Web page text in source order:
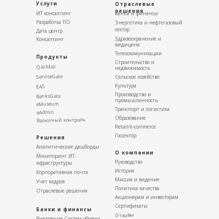
После успешной стажировки вчерашние
студенты становятся полноценными
специалистами компании. Многие из них
активно продвигаются в профессии. За
каждым стажером закреплен наставник,
опытный специалист компании, который
делится своим опытом и наработками в
профессии. Обучение-стажировка
максимально приближена к рабочим
проектам.
Требования:
Студенты 4 курса или окончившие ВУЗ по
направлению «Информационные
технологии».
Документы:
Диплом, справка с ВУЗа, мотивационное
письмо.
Контактные данные
E-mail: Aliya.lyudvik@nat.kz
Услуги
Продукты
Банки и финансы
Отраслевые решения
Отраслевые
решения
Решения
О компании
Руководство
Телекоммуникации
Аналитические дашборды
QazMail
ServiceGate
EAS
BanksGate
Культура
Мониторинг ИТ-
ифраструктуры
Корпоративная почта
Банки и финансы
Строительство и
недвижимость
Производство и
промышленность
Здравоохранение и
медицина
Сельское хозяйство
Транспорт и логистика
Образование
Retail/e-commerce
Госсектор
История
Миссия и видение
Политика качества
Акционерам и инвесторам
Сертификаты
Отзывы
Энергетика и нефтегазовый
сектор
eMuseum
ИТ консалтинг
Разработка ПО
Дата центр
Консалтинг
Валютный контроль
eAdmin
Учет кадров